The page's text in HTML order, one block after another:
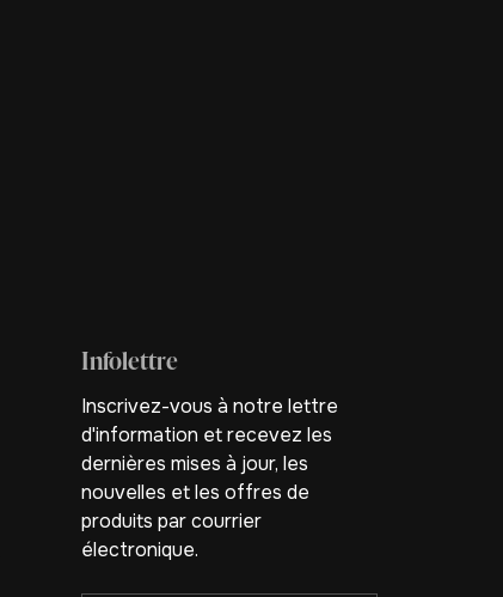
Infolettre
Inscrivez-vous à notre lettre
d'information et recevez les
dernières mises à jour, les
nouvelles et les offres de
produits par courrier
électronique.